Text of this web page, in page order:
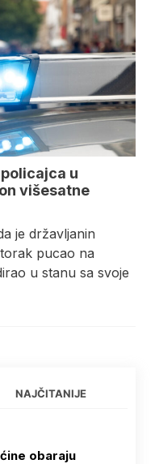
u
višesatne
je državljanin
pucao na
u stanu sa svoje
NAJČITANIJE
obaraju